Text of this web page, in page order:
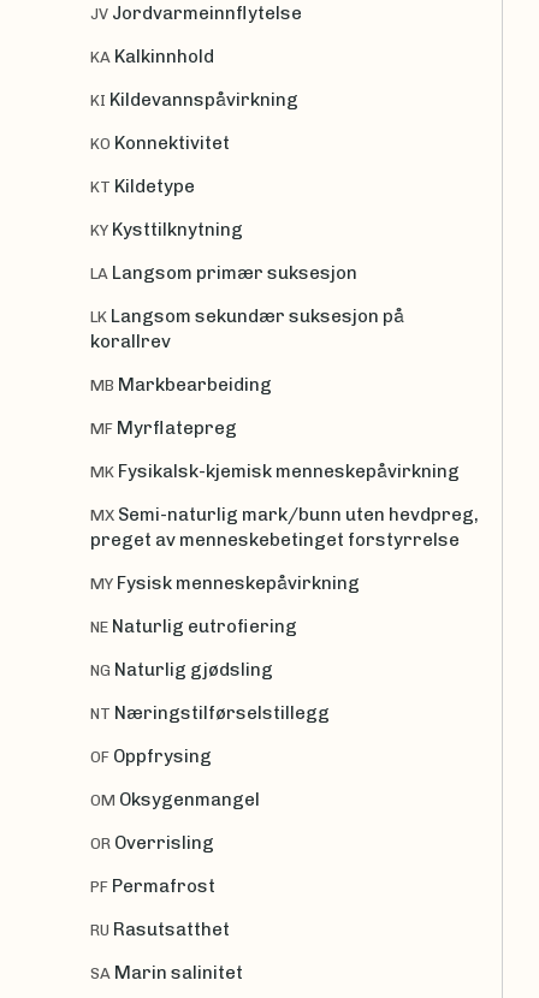
JV Jordvarmeinnflytelse
KA Kalkinnhold
KI Kildevannspåvirkning
KO Konnektivitet
KT Kildetype
KY Kysttilknytning
LA Langsom primær suksesjon
LK Langsom sekundær suksesjon på
korallrev
MB Markbearbeiding
MF Myrflatepreg
MK Fysikalsk-kjemisk menneskepåvirkning
MX Semi-naturlig mark/bunn uten hevdpreg,
preget av menneskebetinget forstyrrelse
MY Fysisk menneskepåvirkning
NE Naturlig eutrofiering
NG Naturlig gjødsling
NT Næringstilførselstillegg
OF Oppfrysing
OM Oksygenmangel
OR Overrisling
PF Permafrost
RU Rasutsatthet
SA Marin salinitet